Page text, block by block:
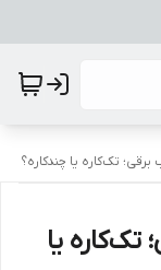
تک‌کاره یا چندکاره؟
یا